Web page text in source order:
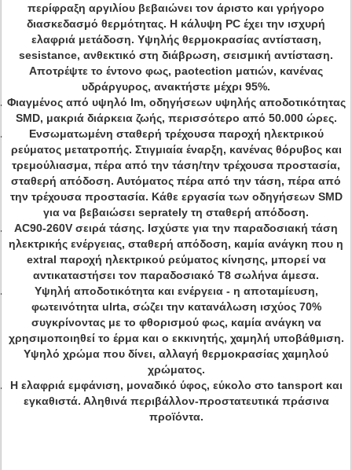
περίφραξη αργιλίου βεβαιώνει τον άριστο και γρήγορο
διασκεδασμό θερμότητας. Η κάλυψη PC έχει την ισχυρή
ελαφριά μετάδοση. Υψηλής θερμοκρασίας αντίσταση,
sesistance, ανθεκτικό στη διάβρωση, σεισμική αντίσταση.
Αποτρέψτε το έντονο φως, paotection ματιών, κανένας
υδράργυρος, ανακτήστε μέχρι 95%.
Φιαγμένος από υψηλό Im, οδηγήσεων υψηλής αποδοτικότητας
SMD, μακριά διάρκεια ζωής, περισσότερο από 50.000 ώρες.
Ενσωματωμένη σταθερή τρέχουσα παροχή ηλεκτρικού
ρεύματος μετατροπής. Στιγμιαία έναρξη, κανένας θόρυβος και
τρεμούλιασμα, πέρα από την τάση/την τρέχουσα προστασία,
σταθερή απόδοση. Αυτόματος πέρα από την τάση, πέρα από
την τρέχουσα προστασία. Κάθε εργασία των οδηγήσεων SMD
για να βεβαιώσει seprately τη σταθερή απόδοση.
AC90-260V σειρά τάσης. Ισχύστε για την παραδοσιακή τάση
ηλεκτρικής ενέργειας, σταθερή απόδοση, καμία ανάγκη που η
extral παροχή ηλεκτρικού ρεύματος κίνησης, μπορεί να
αντικαταστήσει τον παραδοσιακό T8 σωλήνα άμεσα.
Υψηλή αποδοτικότητα και ενέργεια - η αποταμίευση,
φωτεινότητα ulrta, σώζει την κατανάλωση ισχύος 70%
συγκρίνοντας με το φθορισμού φως, καμία ανάγκη να
χρησιμοποιηθεί το έρμα και ο εκκινητής, χαμηλή υποβάθμιση.
Υψηλό χρώμα που δίνει, αλλαγή θερμοκρασίας χαμηλού
χρώματος.
Η ελαφριά εμφάνιση, μοναδικό ύφος, εύκολο στο tansport και
εγκαθιστά. Αληθινά περιβάλλον-προστατευτικά πράσινα
προϊόντα.